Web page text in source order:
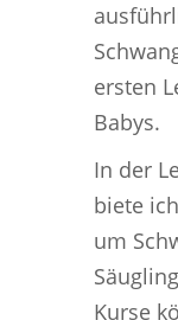
ersten
Babys.
In der
biete
um
Kurse